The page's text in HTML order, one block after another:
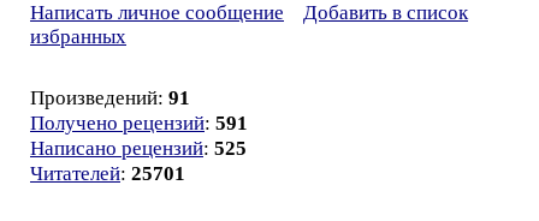
Написать личное сообщение
Добавить в список
избранных
Произведений: 91
Получено рецензий: 591
Написано рецензий: 525
Читателей: 25701